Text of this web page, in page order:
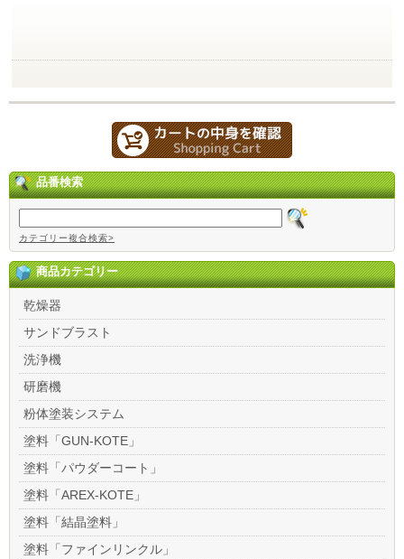
品番検索
カテゴリー複合検索>
商品カテゴリー
乾燥器
サンドブラスト
洗浄機
研磨機
粉体塗装システム
塗料「GUN-KOTE」
塗料「パウダーコート」
塗料「AREX-KOTE」
塗料「結晶塗料」
塗料「ファインリンクル」